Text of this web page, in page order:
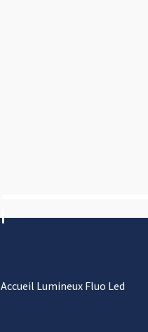
Accueil Lumineux Fluo Led